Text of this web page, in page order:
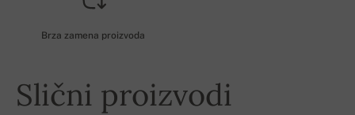
Brza zamena proizvoda
Slični proizvodi